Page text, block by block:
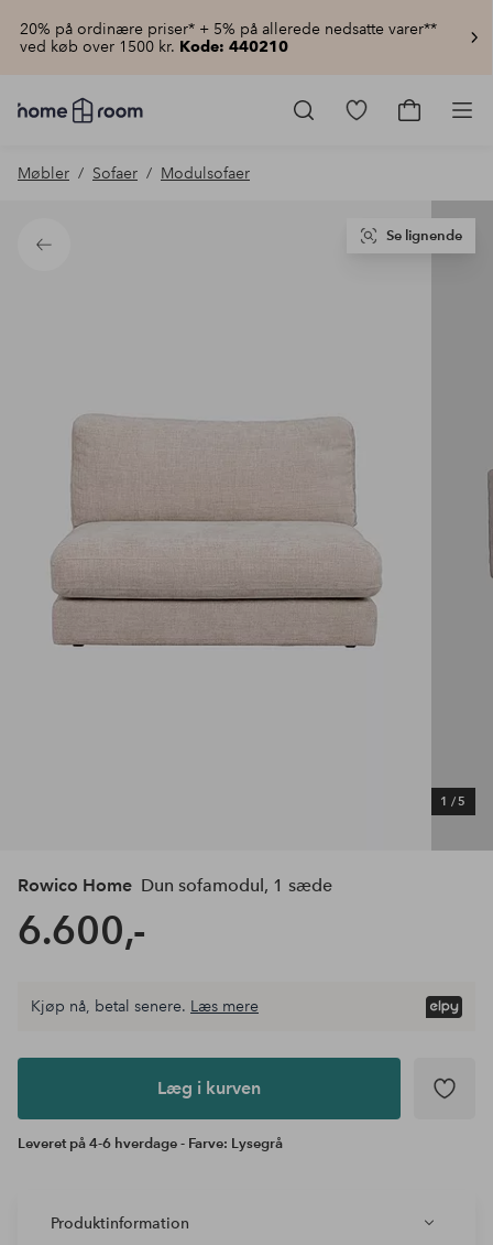
20% på ordinære priser* + 5% på allerede nedsatte varer**
ved køb over 1500 kr. Kode: 440210
Homeroom
–
hjemmet
pris
Gå
Gå
Møbler Sofaer Modulsofaer
Tilbage
1 /5
Se lignende
Rowico Home Dun sofamodul, 1 sæde
6.600,-
Læg i
Kjøp nå, betal senere. Læs mere
Læg i kurven
Leveret på 4-6 hverdage - Farve: Lysegrå
Produktinformation